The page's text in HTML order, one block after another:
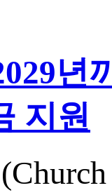
년
지원